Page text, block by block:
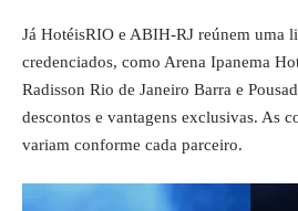
Já HotéisRIO e ABIH-RJ reúnem uma
credenciados, como Arena Ipanema
Radisson Rio de Janeiro Barra e
descontos e vantagens exclusivas. As
variam conforme cada parceiro.